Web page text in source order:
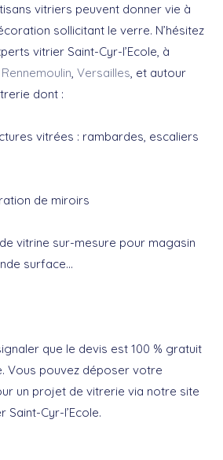
vitriers peuvent donner vie à
sollicitant le verre. N’hésitez
vitrier Saint-Cyr-l’Ecole, à
Rennemoulin Versailles , et autour
dont :
vitrées : rambardes, escaliers
de miroirs
vitrine sur-mesure pour magasin
surface…
que le devis est 100 % gratuit
Vous pouvez déposer votre
un projet de vitrerie via notre site
Cyr-l’Ecole.